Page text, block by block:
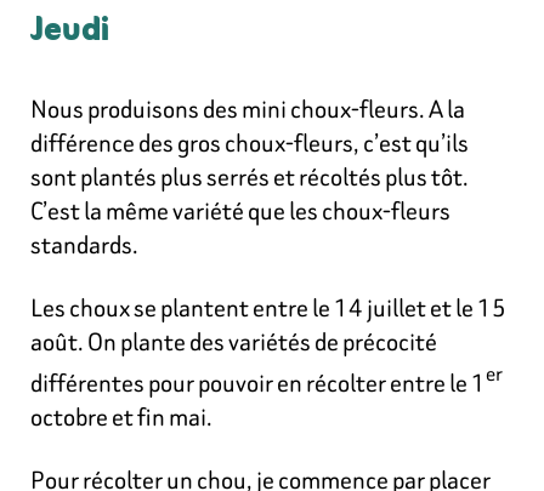
Jeudi
Nous produisons des mini choux-fleurs. A la
différence des gros choux-fleurs, c’est qu’ils
sont plantés plus serrés et récoltés plus tôt.
C’est la même variété que les choux-fleurs
standards.
Les choux se plantent entre le 14 juillet et le 15
août. On plante des variétés de précocité
différentes pour pouvoir en récolter entre le 1 er
octobre et fin mai.
Pour récolter un chou, je commence par placer